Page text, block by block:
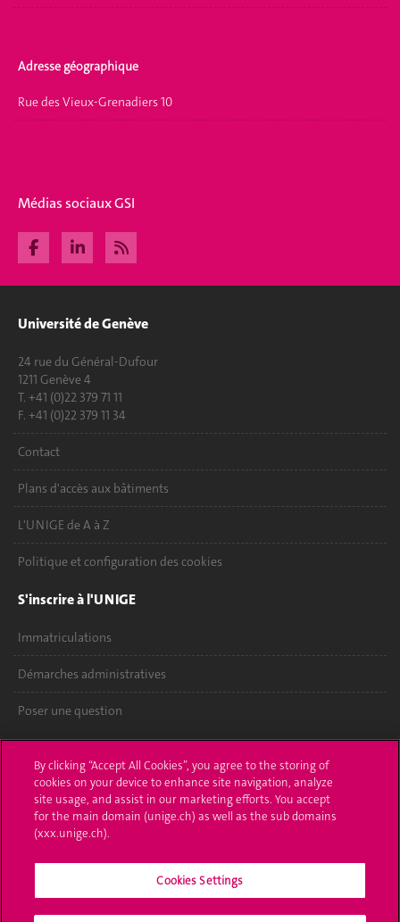
Adresse géographique
Rue des Vieux-Grenadiers 10
Médias sociaux GSI
Université de Genève
24 rue du Général-Dufour
1211 Genève 4
T. +41 (0)22 379 71 11
F. +41 (0)22 379 11 34
Contact
Plans d'accès aux bâtiments
L'UNIGE de A à Z
Politique et configuration des cookies
S'inscrire à l'UNIGE
Immatriculations
Démarches administratives
Poser une question
UNIGE Mobile
Médias
Offres d'emploi
Bibliothèque
By clicking “Accept All Cookies”, you agree to the storing of
cookies on your device to enhance site navigation, analyze
site usage, and assist in our marketing efforts. You accept
for the main domain (unige.ch) as well as the sub domains
(xxx.unige.ch).
Cookies Settings